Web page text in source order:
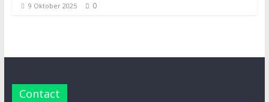
9 Oktober 2025 0
Contact